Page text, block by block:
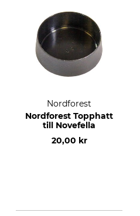
Nordforest
Nordforest Topphatt
till Novefella
20,00 kr